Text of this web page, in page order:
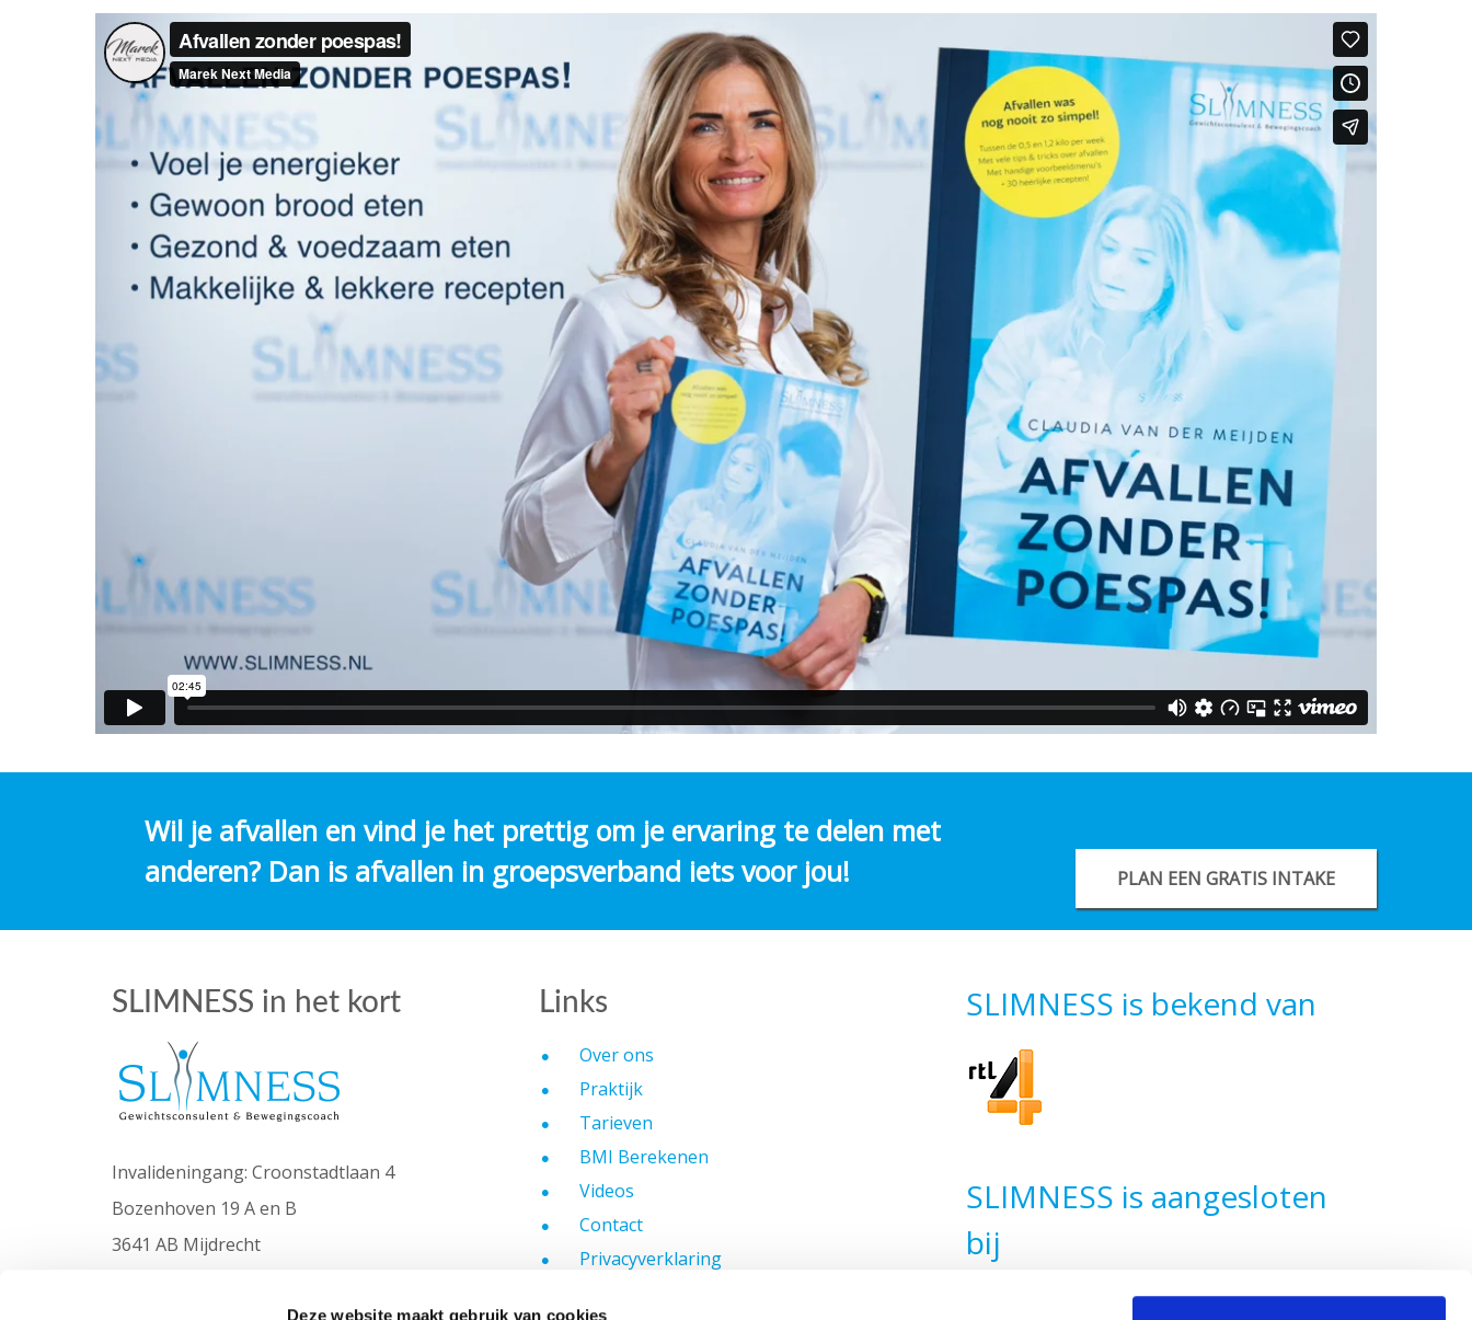
Deze website maakt gebruik van cookies
Wil je afvallen en vind je het prettig om je ervaring te delen met
anderen? Dan is afvallen in groepsverband iets voor jou!
PLAN EEN GRATIS INTAKE
SLIMNESS in het kort
Invalideningang: Croonstadtlaan 4
Bozenhoven 19 A en B
3641 AB Mijdrecht
Links
Over ons
Praktijk
Tarieven
BMI Berekenen
Videos
Contact
Privacyverklaring
SLIMNESS is bekend van
SLIMNESS is aangesloten
bij